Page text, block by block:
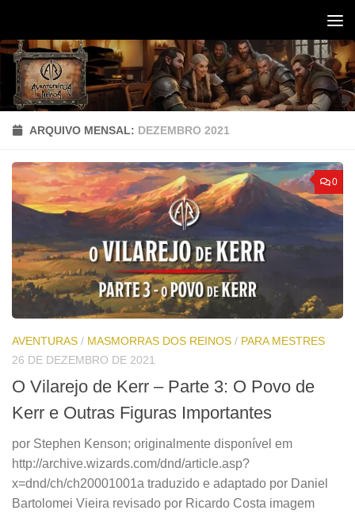
ARQUIVO MENSAL: DEZEMBRO 2021
0
AVENTURAS / MASMORRAS DOS REINOS / PARA MESTRES
26 DE DEZEMBRO DE 2021
O Vilarejo de Kerr – Parte 3: O Povo de
Kerr e Outras Figuras Importantes
por Stephen Kenson; originalmente disponível em
http://archive.wizards.com/dnd/article.asp?
x=dnd/ch/ch20001001a traduzido e adaptado por Daniel
Bartolomei Vieira revisado por Ricardo Costa imagem